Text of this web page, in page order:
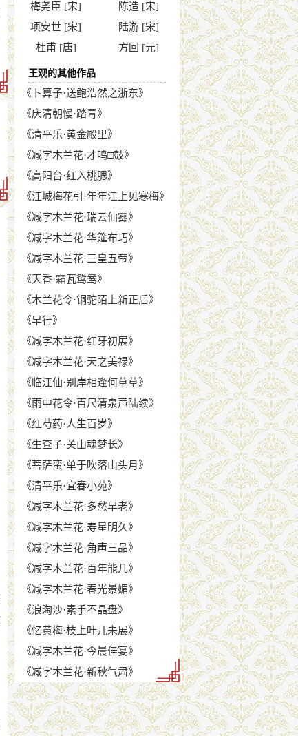
梅尧臣 [宋]
陈造 [宋]
项安世 [宋]
陆游 [宋]
杜甫 [唐]
方回 [元]
王观的其他作品
《卜算子·送鲍浩然之浙东》
《庆清朝慢·踏青》
《清平乐·黄金殿里》
《减字木兰花·才鸣□鼓》
《高阳台·红入桃腮》
《江城梅花引·年年江上见寒梅》
《减字木兰花·瑞云仙雾》
《减字木兰花·华筵布巧》
《减字木兰花·三皇五帝》
《天香·霜瓦鸳鸯》
《木兰花令·铜驼陌上新正后》
《早行》
《减字木兰花·红牙初展》
《减字木兰花·天之美禄》
《临江仙·别岸相逢何草草》
《雨中花令·百尺清泉声陆续》
《红芍药·人生百岁》
《生查子·关山魂梦长》
《菩萨蛮·单于吹落山头月》
《清平乐·宜春小苑》
《减字木兰花·多愁早老》
《减字木兰花·寿星明久》
《减字木兰花·角声三品》
《减字木兰花·百年能几》
《减字木兰花·春光景媚》
《浪淘沙·素手不晶盘》
《忆黄梅·枝上叶儿未展》
《减字木兰花·今晨佳宴》
《减字木兰花·新秋气肃》